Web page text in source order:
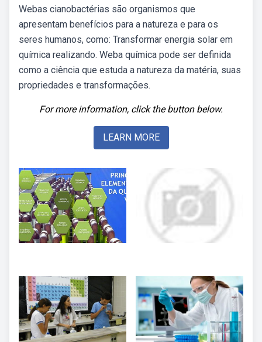
Webas cianobactérias são organismos que
apresentam benefícios para a natureza e para os
seres humanos, como: Transformar energia solar em
química realizando. Weba química pode ser definida
como a ciência que estuda a natureza da matéria, suas
propriedades e transformações.
For more information, click the button below.
LEARN MORE